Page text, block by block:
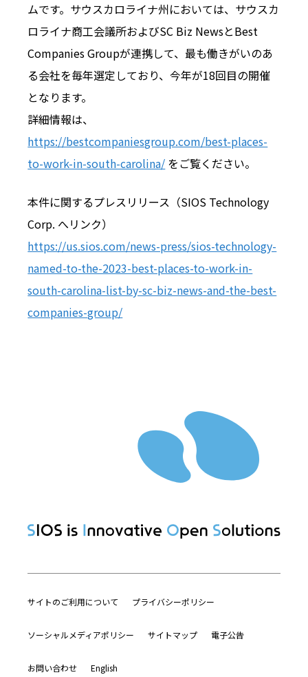
ムです。サウスカロライナ州においては、サウスカ
ロライナ商工会議所およびSC Biz NewsとBest
Companies Groupが連携して、最も働きがいのあ
る会社を毎年選定しており、今年が18回目の開催
となります。
詳細情報は、
https://bestcompaniesgroup.com/best-places-
to-work-in-south-carolina/ をご覧ください。
本件に関するプレスリリース（SIOS Technology
Corp. へリンク）
https://us.sios.com/news-press/sios-technology-
named-to-the-2023-best-places-to-work-in-
south-carolina-list-by-sc-biz-news-and-the-best-
companies-group/
サイトのご利用について プライバシーポリシー
ソーシャルメディアポリシー サイトマップ 電子公告
お問い合わせ English